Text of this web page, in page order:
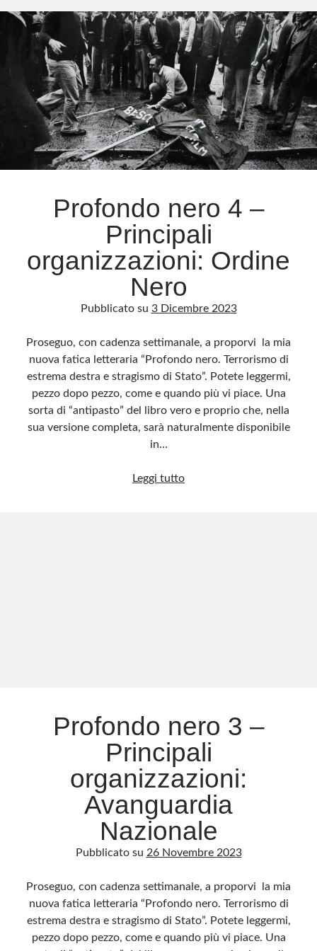
Meta
Accedi
Feed dei contenuti
Feed dei commenti
WordPress.org
–
Le
altre
sigle
Profondo nero 4 –
Principali
organizzazioni: Ordine
Nero
Pubblicato su 3 Dicembre 2023
Proseguo, con cadenza settimanale, a proporvi la mia
nuova fatica letteraria “Profondo nero. Terrorismo di
estrema destra e stragismo di Stato”. Potete leggermi,
pezzo dopo pezzo, come e quando più vi piace. Una
sorta di “antipasto” del libro vero e proprio che, nella
sua versione completa, sarà naturalmente disponibile
in…
Leggi tuttoProfondo
Profondo nero 3 –
Principali
organizzazioni:
Avanguardia
Nazionale
Pubblicato su 26 Novembre 2023
Proseguo, con cadenza settimanale, a proporvi la mia
nuova fatica letteraria “Profondo nero. Terrorismo di
estrema destra e stragismo di Stato”. Potete leggermi,
pezzo dopo pezzo, come e quando più vi piace. Una